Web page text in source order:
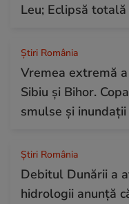
Leu; Eclipsă
Știri România
Vremea extremă
Sibiu și Bihor.
smulse și inundații
Știri România
Debitul Dunării a
hidrologii anunță